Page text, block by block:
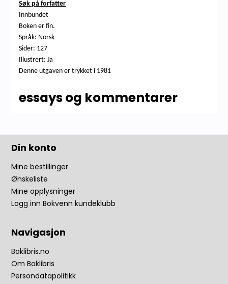
Søk på forfatter
Innbundet
Boken er fin.
Språk: Norsk
Sider: 127
Illustrert: Ja
Denne utgaven er trykket i 1981
essays og kommentarer
Din konto
Mine bestillinger
Ønskeliste
Mine opplysninger
Logg inn Bokvenn kundeklubb
Navigasjon
Boklibris.no
Om Boklibris
Persondatapolitikk